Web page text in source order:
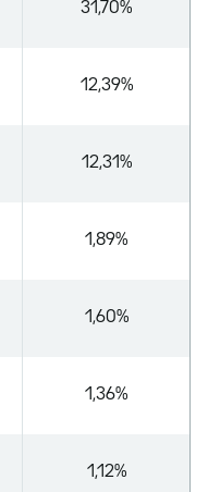
31,70%
12,39%
12,31%
1,89%
1,60%
1,36%
1,12%